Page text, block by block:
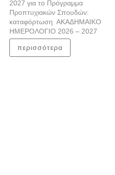
2027 για το Πρόγραμμα
Προπτυχιακών Σπουδών:
καταφόρτωση ΑΚΑΔΗΜΑΙΚΟ
ΗΜΕΡΟΛΟΓΙΟ 2026 – 2027
περισσότερα